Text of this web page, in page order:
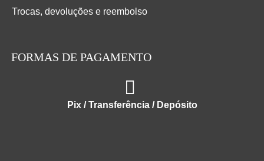
Trocas, devoluções e reembolso
FORMAS DE PAGAMENTO
Pix / Transferência / Depósito